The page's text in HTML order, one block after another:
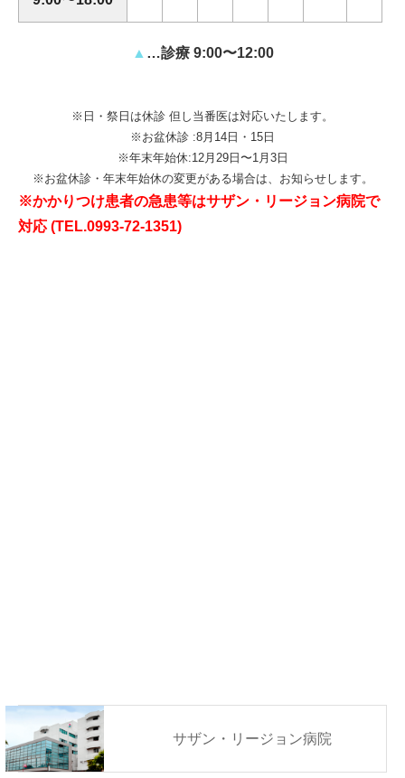
▲ …診療 9:00〜12:00
※日・祭日は休診 但し当番医は対応いたします。
※お盆休診 :8月14日・15日
※年末年始休:12月29日〜1月3日
※お盆休診・年末年始休の変更がある場合は、お知らせします。
※かかりつけ患者の急患等はサザン・リージョン病院で
対応 (TEL.0993-72-1351)
サザン・リージョン病院